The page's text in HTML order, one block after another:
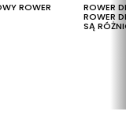
ROWER ROWER
ROWER
SĄ